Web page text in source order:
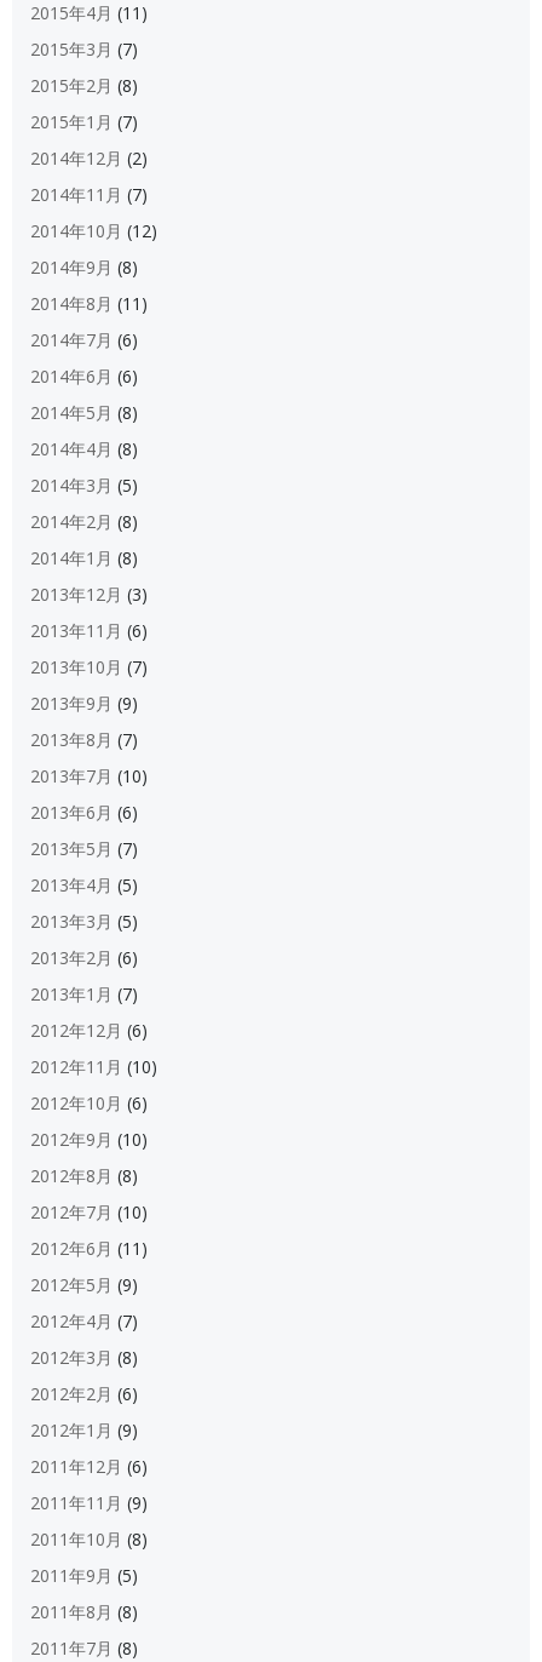
2015年4月 (11)
2015年3月 (7)
2015年2月 (8)
2015年1月 (7)
2014年12月 (2)
2014年11月 (7)
2014年10月 (12)
2014年9月 (8)
2014年8月 (11)
2014年7月 (6)
2014年6月 (6)
2014年5月 (8)
2014年4月 (8)
2014年3月 (5)
2014年2月 (8)
2014年1月 (8)
2013年12月 (3)
2013年11月 (6)
2013年10月 (7)
2013年9月 (9)
2013年8月 (7)
2013年7月 (10)
2013年6月 (6)
2013年5月 (7)
2013年4月 (5)
2013年3月 (5)
2013年2月 (6)
2013年1月 (7)
2012年12月 (6)
2012年11月 (10)
2012年10月 (6)
2012年9月 (10)
2012年8月 (8)
2012年7月 (10)
2012年6月 (11)
2012年5月 (9)
2012年4月 (7)
2012年3月 (8)
2012年2月 (6)
2012年1月 (9)
2011年12月 (6)
2011年11月 (9)
2011年10月 (8)
2011年9月 (5)
2011年8月 (8)
2011年7月 (8)